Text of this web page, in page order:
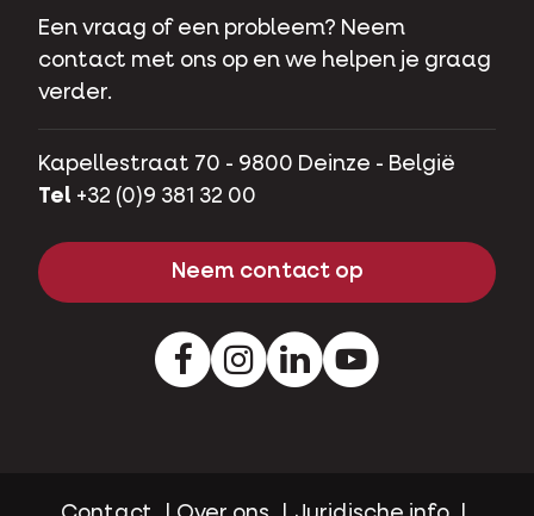
Een vraag of een probleem? Neem
contact met ons op en we helpen je graag
verder.
Kapellestraat 70 - 9800 Deinze - België
Tel +32 (0)9 381 32 00
Neem contact op
FacebookInstagramLinkedInYoutube